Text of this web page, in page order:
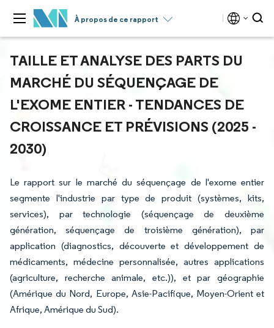
À propos de ce rapport
TAILLE ET ANALYSE DES PARTS DU
MARCHÉ DU SÉQUENÇAGE DE
L'EXOME ENTIER - TENDANCES DE
CROISSANCE ET PRÉVISIONS (2025 -
2030)
Le rapport sur le marché du séquençage de l'exome entier
segmente l'industrie par type de produit (systèmes, kits,
services), par technologie (séquençage de deuxième
génération, séquençage de troisième génération), par
application (diagnostics, découverte et développement de
médicaments, médecine personnalisée, autres applications
(agriculture, recherche animale, etc.)), et par géographie
(Amérique du Nord, Europe, Asie-Pacifique, Moyen-Orient et
Afrique, Amérique du Sud).